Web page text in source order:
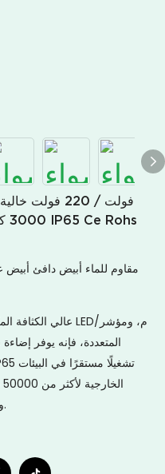
والإضاءة التجارية وتزيين المناظر الطبيعية.